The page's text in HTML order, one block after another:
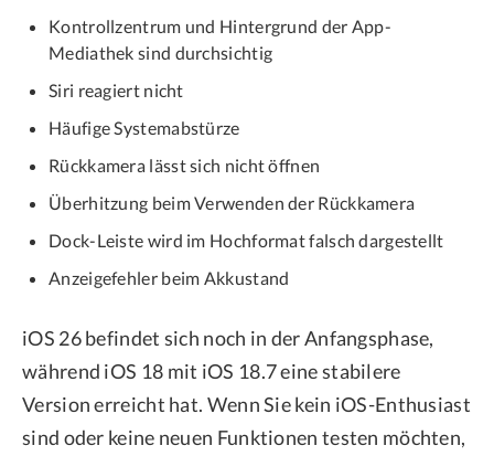
Kontrollzentrum und Hintergrund der App-
Mediathek sind durchsichtig
Siri reagiert nicht
Häufige Systemabstürze
Rückkamera lässt sich nicht öffnen
Überhitzung beim Verwenden der Rückkamera
Dock-Leiste wird im Hochformat falsch dargestellt
Anzeigefehler beim Akkustand
iOS 26 befindet sich noch in der Anfangsphase,
während iOS 18 mit iOS 18.7 eine stabilere
Version erreicht hat. Wenn Sie kein iOS-Enthusiast
sind oder keine neuen Funktionen testen möchten,